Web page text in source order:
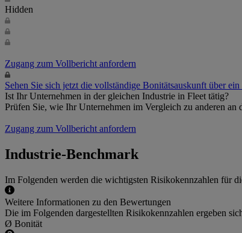
Hidden
Zugang zum Vollbericht anfordern
Sehen Sie sich jetzt die vollständige Bonitätsauskunft über
Ist Ihr Unternehmen in der gleichen Industrie in Fleet tätig?
Prüfen Sie, wie Ihr Unternehmen im Vergleich zu anderen an
Zugang zum Vollbericht anfordern
Industrie-Benchmark
Im Folgenden werden die wichtigsten Risikokennzahlen für
Weitere Informationen zu den Bewertungen
Die im Folgenden dargestellten Risikokennzahlen ergeben
Ø Bonität